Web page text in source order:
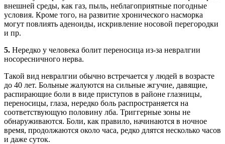
внешней среды, как газ, пыль, неблагоприятные погодные
условия. Кроме того, на развитие хронического насморка
могут повлиять аденоиды, искривление носовой перегородки
и пр.
5. Нередко у человека болит переносица из-за невралгии
носоресничного нерва.
Такой вид невралгии обычно встречается у людей в возрасте
до 40 лет. Больные жалуются на сильные жгучие, давящие,
распирающие боли в виде приступов в районе глазницы,
переносицы, глаза, нередко боль распространяется на
соответствующую половину лба. Триггерные зоны не
обнаруживаются. Боли, как правило, начинаются в ночное
время, продолжаются около часа, редко длятся несколько часов
и даже суток.